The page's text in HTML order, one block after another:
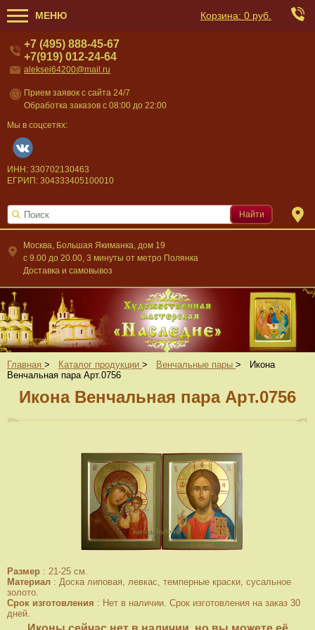
МЕНЮ Корзина: 0 руб.
Москва, Большая Якиманка, дом 19
c 9.00 до 20.00, 3 минуты от метро Полянка
Доставка и самовывоз
+7 (495) 888-45-67
+7(919) 012-24-64
aleksei64200@mail.ru
Прием заявок с сайта 24/7
Обработка заказов с 08:00 до 22:00
Мы в соцсетях:
ИНН: 330702130463
ЕГРИП: 304333405100010
Найти
Главная > Каталог продукции > Венчальные пары >
Икона
Венчальная пара Арт.0756
Икона Венчальная пара Арт.0756
Размер : 21-25 см.
Материал : Доска липовая, левкас, темперные краски, сусальное
золото.
Срок изготовления : Нет в наличии. Срок изготовления на заказ 30
дней.